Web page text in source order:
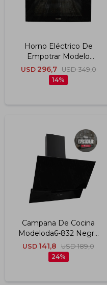
Horno Eléctrico De
Empotrar Modelo
Optimum, Capacidad
88lts, Negro, 20
Programas Jlc
USD 296,7 USD 349,0
14
Campana De Cocina
Modeloda6-832 Negro
60 Cm Jlc
USD 141,8 USD 189,0
24
Maderas